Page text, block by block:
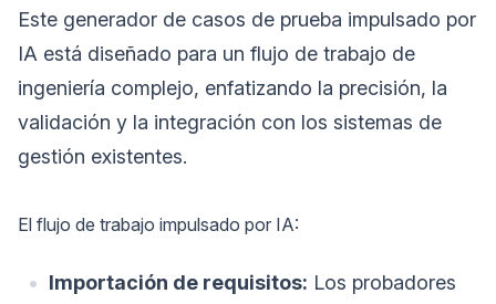
Este generador de casos de prueba impulsado por
IA está diseñado para un flujo de trabajo de
ingeniería complejo, enfatizando la precisión, la
validación y la integración con los sistemas de
gestión existentes.
El flujo de trabajo impulsado por IA:
Importación de requisitos: Los probadores